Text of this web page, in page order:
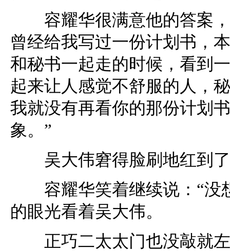
容耀华很满意他的答案，
曾经给我写过一份计划书，
和秘书一起走的时候，看到
起来让人感觉不舒服的人，
我就没有再看你的那份计划
象。”
吴大伟窘得脸刷地红到了
容耀华笑着继续说：“没
的眼光看着吴大伟。
正巧二太太门也没敲就左